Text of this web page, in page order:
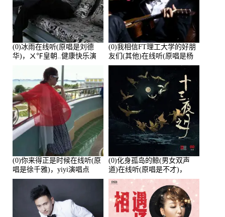
(0)冰雨在线听(原唱是刘德
华)，ㄨ℉皇朝..健康快乐演
(0)我相信FT理工大学的好朋
友们(其他)在线听(原唱是杨
培安)，老乔演唱点播:23714
(0)你来得正是时候在线听(原
唱是徐千雅)，yiyi演唱点
播:21991次
(0)化身孤岛的鲸(男女双声
道)在线听(原唱是不才)，
HGBai演唱点播:19428次